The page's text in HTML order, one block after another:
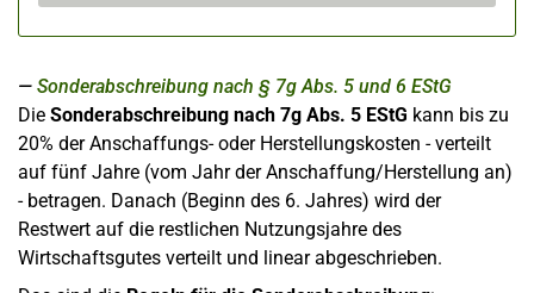
Sonderabschreibung nach § 7g Abs. 5 und 6 EStG
Die Sonderabschreibung nach 7g Abs. 5 EStG kann bis zu
20% der Anschaffungs- oder Herstellungskosten - verteilt
auf fünf Jahre (vom Jahr der Anschaffung/Herstellung an)
- betragen. Danach (Beginn des 6. Jahres) wird der
Restwert auf die restlichen Nutzungsjahre des
Wirtschaftsgutes verteilt und linear abgeschrieben.